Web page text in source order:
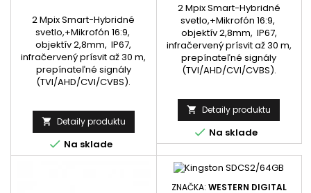
2 Mpix Smart-Hybridné
svetlo,+Mikrofón 16:9,
objektív 2,8mm, IP67,
infračervený prísvit až 30 m,
prepínateľné signály
(TVI/AHD/CVI/CVBS).
 Detaily produktu
 Na sklade
2 Mpix Smart-Hybridné
svetlo,+Mikrofón 16:9,
objektív 2,8mm, IP67,
infračervený prísvit až 30 m,
prepínateľné signály
(TVI/AHD/CVI/CVBS).
 Detaily produktu
 Na sklade
ZNAČKA: WESTERN DIGITAL